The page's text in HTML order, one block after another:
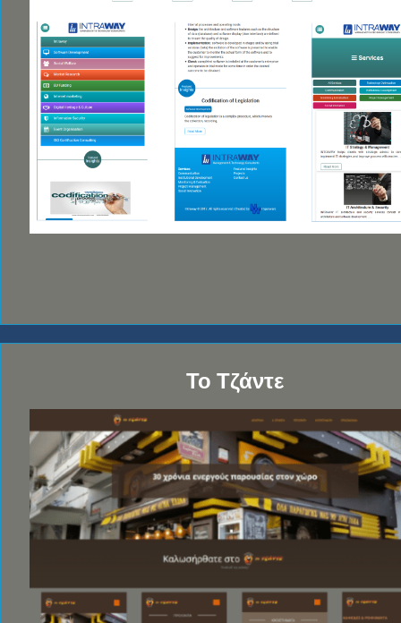
Το Τζάντε